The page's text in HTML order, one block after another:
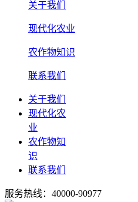
关于我们
现代化农业
农作物知识
联系我们
关于我们
现代化农
业
农作物知
识
联系我们
服务热线：40000-90977